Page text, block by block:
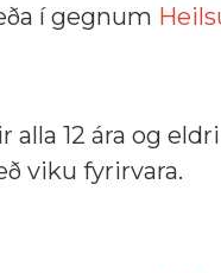
í gegnum
12 ára og
viku fyrirvara.